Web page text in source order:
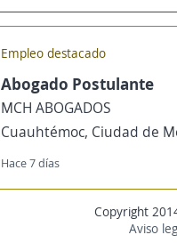
Empleo destacado
Abogado Postulante
MCH ABOGADOS
Cuauhtémoc, Ciudad de
Hace 7 días
Copyright
Aviso